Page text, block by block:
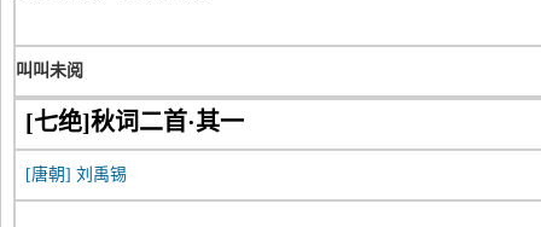
叫叫未阅
[七绝]秋词二首·其一
[唐朝] 刘禹锡